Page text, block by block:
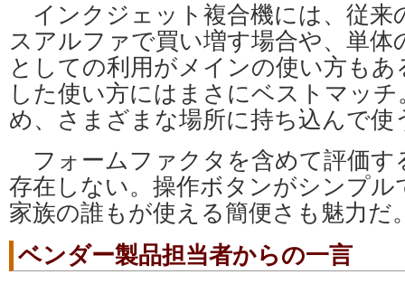
インクジェット複合機には、従来
スアルファで買い増す場合や、単体
としての利用がメインの使い方も
した使い方にはまさにベストマッ
め、さまざまな場所に持ち込んで使
フォームファクタを含めて評価す
存在しない。操作ボタンがシンプ
家族の誰もが使える簡便さも魅力だ
ベンダー製品担当者からの一言